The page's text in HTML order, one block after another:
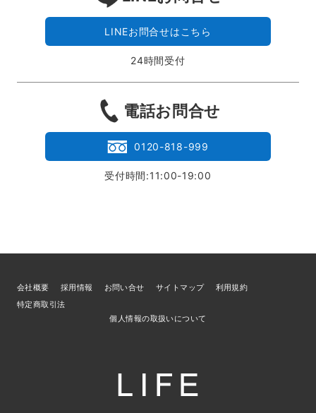
LINEお問合せはこちら
24時間受付
電話お問合せ
0120-818-999
受付時間:11:00-19:00
会社概要 採用情報 お問い合せ サイトマップ
利用規約
特定商取引法
個人情報の取扱いについて